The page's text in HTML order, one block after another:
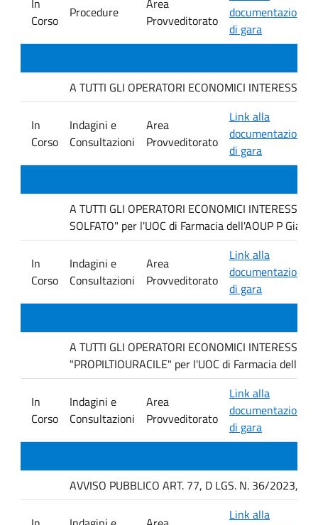
Corso
Procedure
Provveditorato
documentazione
di gara
A TUTTI GLI OPERATORI ECONOMICI
In
Corso
Indagini e
Consultazioni
Area
Provveditorato
Link alla
documentazione
di gara
A TUTTI GLI OPERATORI ECONOMICI
SOLFATO" per l'UOC di Farmacia dell'AOUP P
In
Corso
Indagini e
Consultazioni
Area
Provveditorato
Link alla
documentazione
di gara
A TUTTI GLI OPERATORI ECONOMICI
"PROPILTIOURACILE" per l'UOC di Farmacia
In
Corso
Indagini e
Consultazioni
Area
Provveditorato
Link alla
documentazione
di gara
AVVISO PUBBLICO ART. 77, D LGS. N. 36/2023,
Link alla